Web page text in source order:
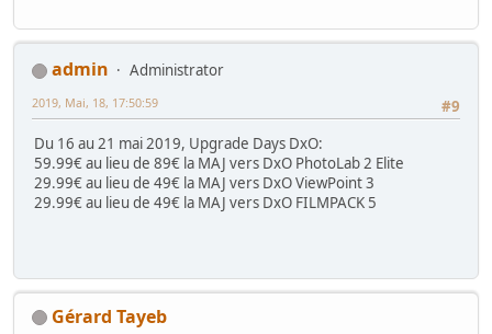
admin
Administrator
#9
2019, Mai, 18, 17:50:59
Du 16 au 21 mai 2019, Upgrade Days DxO:
59.99€ au lieu de 89€ la MAJ vers DxO PhotoLab 2 Elite
29.99€ au lieu de 49€ la MAJ vers DxO ViewPoint 3
29.99€ au lieu de 49€ la MAJ vers DxO FILMPACK 5
Gérard Tayeb